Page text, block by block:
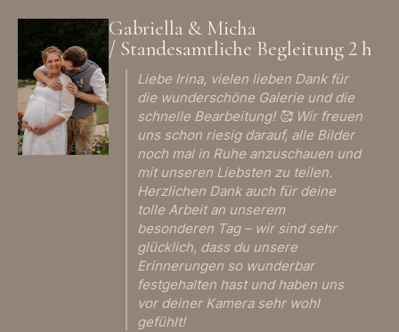
Gabriella & Micha
/ Standesamtliche Begleitung 2 h
Liebe Irina, vielen lieben Dank für
die wunderschöne Galerie und die
schnelle Bearbeitung! 🥰 Wir freuen
uns schon riesig darauf, alle Bilder
noch mal in Ruhe anzuschauen und
mit unseren Liebsten zu teilen.
Herzlichen Dank auch für deine
tolle Arbeit an unserem
besonderen Tag – wir sind sehr
glücklich, dass du unsere
Erinnerungen so wunderbar
festgehalten hast und haben uns
vor deiner Kamera sehr wohl
gefühlt!